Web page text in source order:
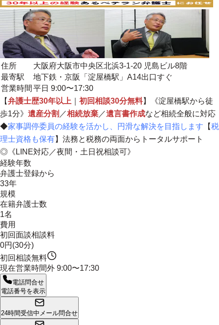
住所
大阪府大阪市中央区北浜3-1-20 児島ビル8階
最寄駅
地下鉄・京阪「淀屋橋駅」A14出口すぐ
営業時間 平日 9:00〜17:30
【弁護士歴30年以上 初回相談30分無料】《淀屋橋駅から徒
歩1分》 遺産分割 ／相続放棄 ／遺言書作成など相続全般に対応
◆家事調停委員の経験を活かし、円滑な解決を目指します 【税
理士資格も保有】 法務と税務の両面からトータルサポート
◎《LINE対応／夜間・土日祝相談可》
経験年数
弁護士登録から
33年
規模
在籍弁護士数
1名
費用
初回面談相談料
0円(30分)
初回相談無料
現在営業時間外 9:00〜17:30
電話問合せ
電話番号を表示
24時間受信中 メール問合せ